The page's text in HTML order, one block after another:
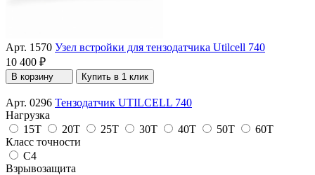
Арт. 1570 Узел встройки для тензодатчика Utilcell 740
10 400 ₽
В корзину Купить в 1 клик
Арт. 0296 Тензодатчик UTILCELL 740
Нагрузка
15T
20T 25T 30T 40T 50T
60T
Класс точности
С4
Взрывозащита